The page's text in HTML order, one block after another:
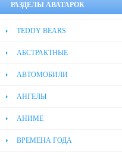
РАЗДЕЛЫ АВАТАРОК
TEDDY BEARS
АБСТРАКТНЫЕ
АВТОМОБИЛИ
АНГЕЛЫ
АНИМЕ
ВРЕМЕНА ГОДА